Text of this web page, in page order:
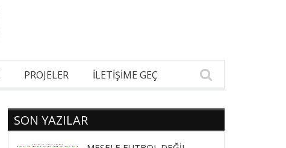
PROJELER İLETİŞİME GEÇ
SON YAZILAR